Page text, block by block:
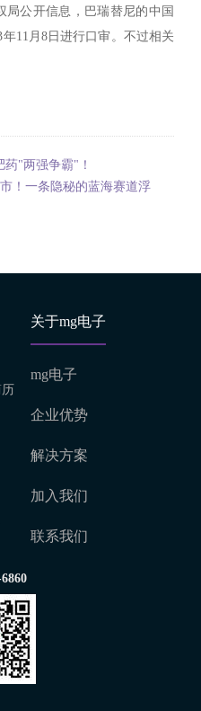
局公开信息，巴瑞替尼的中国
11月8日进行口审。不过相关
"两强争霸"！
！​一条隐秘的蓝海赛道浮
关于mg电子
mg电子
企业优势
解决方案
加入我们
联系我们